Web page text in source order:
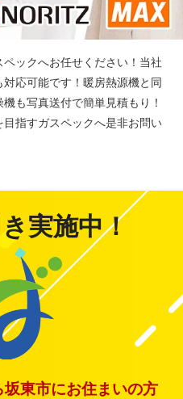
ックへお任せください！当社
応可能です！暖房熱源機と同
も写真送付で簡単見積もり！
指すガスペックへ是非お問い
実施中！
東市にお住まいの方